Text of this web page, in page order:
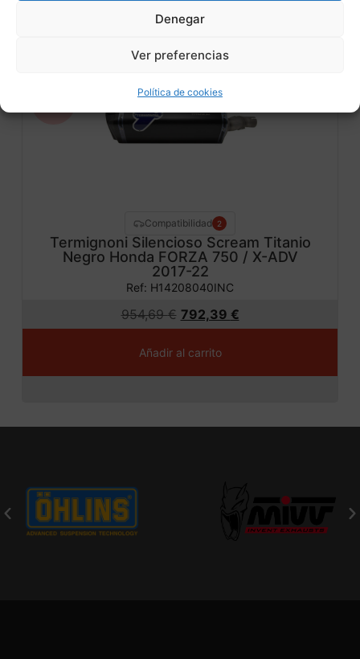
Denegar
Ver preferencias
Política de cookies
ENVÍO GRATIS 24/48H
Compatibilidad 2
Termignoni Silencioso Scream Titanio
Negro Honda FORZA 750 / X-ADV
2017-22
Ref: H14208040INC
954,69€ 792,39 €
Añadir al carrito